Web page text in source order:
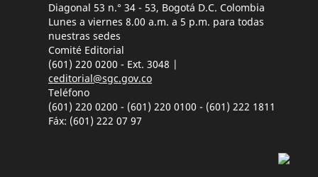
Diagonal 53 n.° 34 - 53, Bogotá D.C. Colombia
Lunes a viernes 8.00 a.m. a 5 p.m. para todas
nuestras sedes
Comité Editorial
(601) 220 0200 - Ext. 3048 |
ceditorial@sgc.gov.co
Teléfono
(601) 220 0200 - (601) 220 0100 - (601) 222 1811
Fáx: (601) 222 07 97